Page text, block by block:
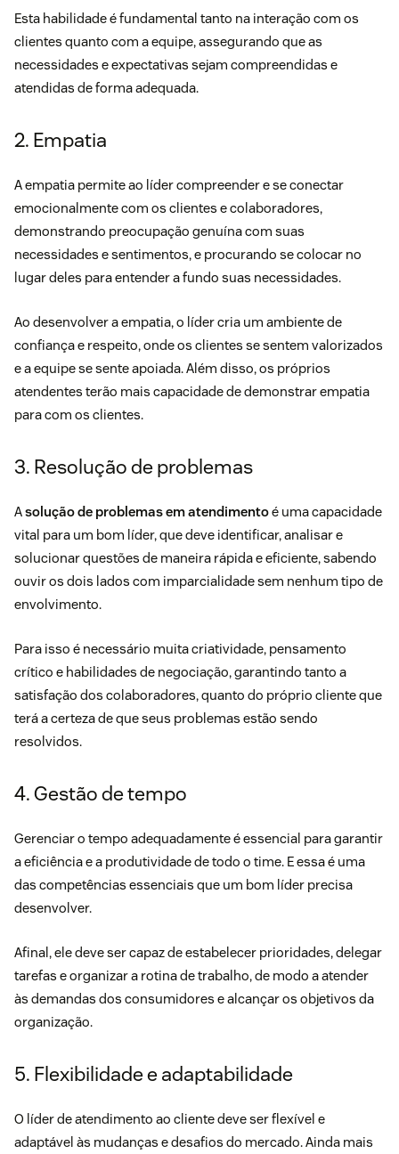
Esta habilidade é fundamental tanto na interação com os
clientes quanto com a equipe, assegurando que as
necessidades e expectativas sejam compreendidas e
atendidas de forma adequada.
2. Empatia
A empatia permite ao líder compreender e se conectar
emocionalmente com os clientes e colaboradores,
demonstrando preocupação genuína com suas
necessidades e sentimentos, e procurando se colocar no
lugar deles para entender a fundo suas necessidades.
Ao desenvolver a empatia, o líder cria um ambiente de
confiança e respeito, onde os clientes se sentem valorizados
e a equipe se sente apoiada. Além disso, os próprios
atendentes terão mais capacidade de demonstrar empatia
para com os clientes.
3. Resolução de problemas
Asolução de problemas em atendimentoé uma capacidade
vital para um bom líder, que deve identificar, analisar e
solucionar questões de maneira rápida e eficiente, sabendo
ouvir os dois lados com imparcialidade sem nenhum tipo de
envolvimento.
Para isso é necessário muita criatividade, pensamento
crítico e habilidades de negociação, garantindo tanto a
satisfação dos colaboradores, quanto do próprio cliente que
terá a certeza de que seus problemas estão sendo
resolvidos.
4. Gestão de tempo
Gerenciar o tempo adequadamente é essencial para garantir
a eficiência e a produtividade de todo o time. E essa é uma
das competências essenciais que um bom líder precisa
desenvolver.
Afinal, ele deve ser capaz de estabelecer prioridades, delegar
tarefas e organizar a rotina de trabalho, de modo a atender
às demandas dos consumidores e alcançar os objetivos da
organização.
5. Flexibilidade e adaptabilidade
O líder de atendimento ao cliente deve ser flexível e
adaptável às mudanças e desafios do mercado. Ainda mais